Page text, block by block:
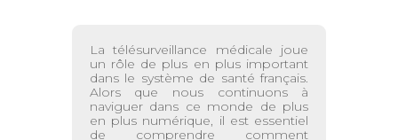
La télésurveillance médicale joue
un rôle de plus en plus important
dans le système de santé français.
Alors que nous continuons à
naviguer dans ce monde de plus
en plus numérique, il est essentiel
de comprendre comment